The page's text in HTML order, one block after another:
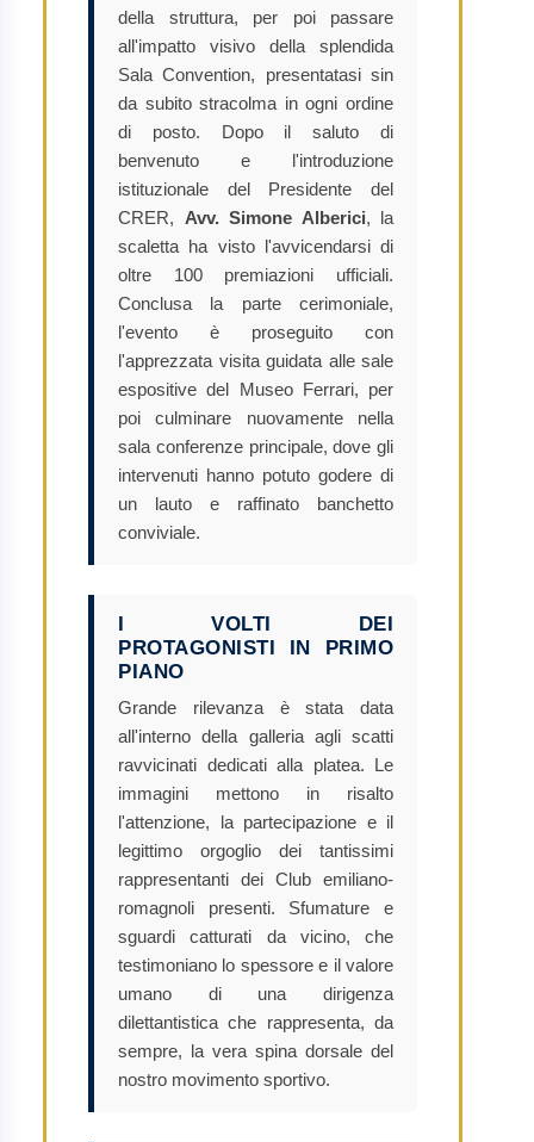
della struttura, per poi passare
all'impatto visivo della splendida
Sala Convention, presentatasi sin
da subito stracolma in ogni ordine
di posto. Dopo il saluto di
benvenuto e l'introduzione
istituzionale del Presidente del
CRER, Avv. Simone Alberici, la
scaletta ha visto l'avvicendarsi di
oltre 100 premiazioni ufficiali.
Conclusa la parte cerimoniale,
l'evento è proseguito con
l'apprezzata visita guidata alle sale
espositive del Museo Ferrari, per
poi culminare nuovamente nella
sala conferenze principale, dove gli
intervenuti hanno potuto godere di
un lauto e raffinato banchetto
conviviale.
I VOLTI DEI
PROTAGONISTI IN PRIMO
PIANO
Grande rilevanza è stata data
all'interno della galleria agli scatti
ravvicinati dedicati alla platea. Le
immagini mettono in risalto
l'attenzione, la partecipazione e il
legittimo orgoglio dei tantissimi
rappresentanti dei Club emiliano-
romagnoli presenti. Sfumature e
sguardi catturati da vicino, che
testimoniano lo spessore e il valore
umano di una dirigenza
dilettantistica che rappresenta, da
sempre, la vera spina dorsale del
nostro movimento sportivo.